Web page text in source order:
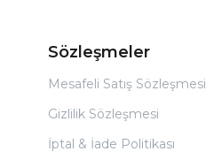
Sözleşmeler
Mesafeli Satış Sözleşmesi
Gizlilik Sözleşmesi
İptal & İade Politikası